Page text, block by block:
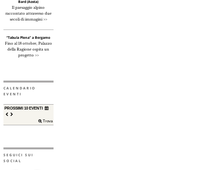
Bard (Aosta)
Il paesaggio alpino
raccontato attraverso due
secoli di immagini >>
“Tabula Plena” a Bergamo
Fino al 18 ottobre, Palazzo
della Ragione ospita un
progetto >>
CALENDARIO
EVENTI
PROSSIMI 10 EVENTI
Trova
SEGUICI SUI
SOCIAL